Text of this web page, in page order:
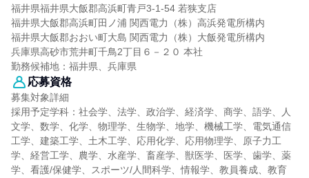
福井県福井県大飯郡高浜町青戸3-1-54 若狭支店
福井県大飯郡高浜町田ノ浦 関西電力（株）高浜発電所構内
福井県大飯郡おおい町大島 関西電力（株）大飯発電所構内
兵庫県高砂市荒井町千鳥2丁目６－２０ 本社
勤務候補地：福井県、兵庫県
応募資格
募集対象詳細
採用予定学科：社会学、法学、政治学、経済学、商学、語学、人
文学、数学、化学、物理学、生物学、地学、機械工学、電気通信
工学、建築工学、土木工学、応用化学、応用物理学、原子力工
学、経営工学、農学、水産学、畜産学、獣医学、医学、歯学、薬
学、看護/保健学、スポーツ/人間科学、情報学、教員養成、教育